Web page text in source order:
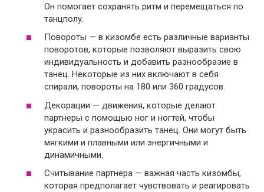
Он помогает сохранять ритм и перемещаться по
танцполу.
Повороты — в кизомбе есть различные варианты
поворотов, которые позволяют выразить свою
индивидуальность и добавить разнообразие в
танец. Некоторые из них включают в себя
спирали, повороты на 180 или 360 градусов.
Декорации — движения, которые делают
партнеры с помощью ног и ногтей, чтобы
украсить и разнообразить танец. Они могут быть
мягкими и плавными или энергичными и
динамичными.
Считывание партнера — важная часть кизомбы,
которая предполагает чувствовать и реагировать